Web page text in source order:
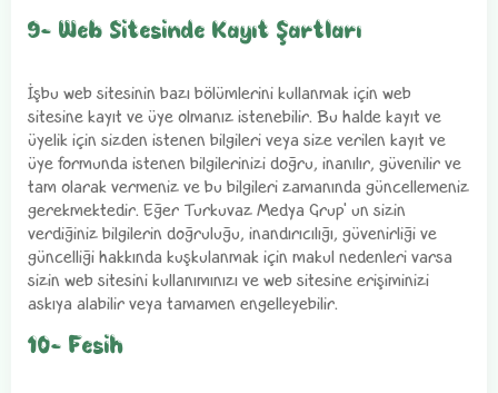
9- Web Sitesinde Kayıt Şartları
İşbu web sitesinin bazı bölümlerini kullanmak için web
sitesine kayıt ve üye olmanız istenebilir. Bu halde kayıt ve
üyelik için sizden istenen bilgileri veya size verilen kayıt ve
üye formunda istenen bilgilerinizi doğru, inanılır, güvenilir ve
tam olarak vermeniz ve bu bilgileri zamanında güncellemeniz
gerekmektedir. Eğer Turkuvaz Medya Grup' un sizin
verdiğiniz bilgilerin doğruluğu, inandırıcılığı, güvenirliği ve
güncelliği hakkında kuşkulanmak için makul nedenleri varsa
sizin web sitesini kullanımınızı ve web sitesine erişiminizi
askıya alabilir veya tamamen engelleyebilir.
10- Fesih